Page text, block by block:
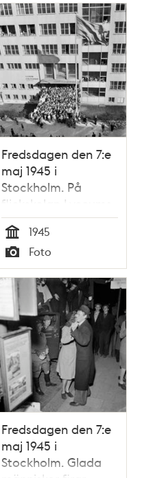
Fredsdagen den 7:e
maj 1945 i
Stockholm. På
flickskolan Lyceums
skolgård har
flickorna samlats för
att fira frden.
Tid
1945
Typ
Foto
Fredsdagen den 7:e
maj 1945 i
Stockholm. Glada